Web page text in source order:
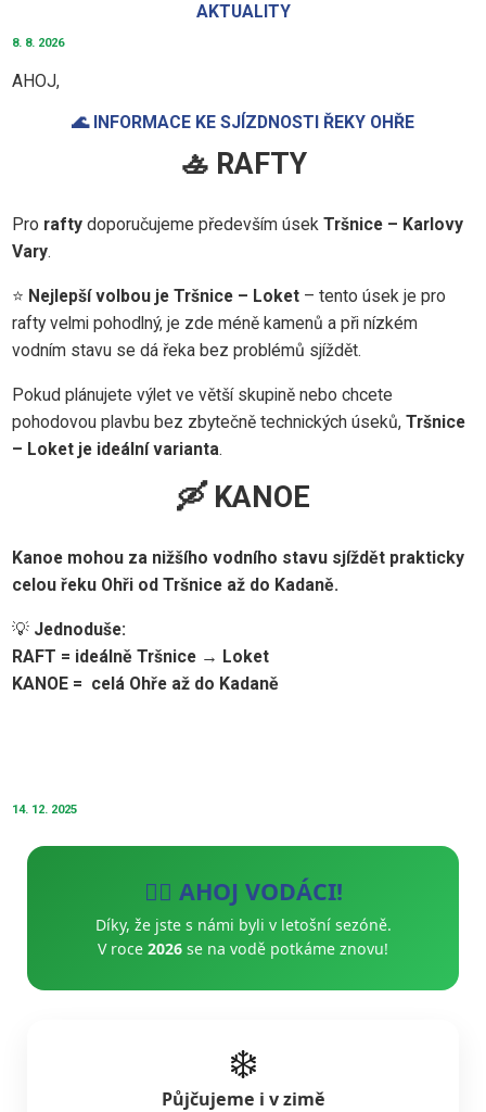
AKTUALITY
8. 8. 2026
AHOJ,
🌊 INFORMACE KE SJÍZDNOSTI ŘEKY OHŘE
🚣 RAFTY
Pro rafty doporučujeme především úsekTršnice – Karlovy
Vary.
⭐ Nejlepší volbou je Tršnice – Loket – tento úsek je pro
rafty velmi pohodlný, je zde méně kamenů a při nízkém
vodním stavu se dá řeka bez problémů sjíždět.
Pokud plánujete výlet ve větší skupině nebo chcete
pohodovou plavbu bez zbytečně technických úseků,Tršnice
– Loket je ideální varianta.
🛶 KANOE
Kanoe mohou za nižšího vodního stavu sjíždět prakticky
celou řeku Ohři od Tršnice až do Kadaně.
💡 Jednoduše:
RAFT = ideálně Tršnice → Loket
KANOE = celá Ohře až do Kadaně
14. 12. 2025
🚣‍♂️ AHOJ VODÁCI!
Díky, že jste s námi byli v letošní sezóně.
V roce 2026 se na vodě potkáme znovu!
❄️
Půjčujeme i v zimě